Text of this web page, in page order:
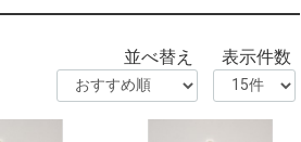
並べ替え 表示件数